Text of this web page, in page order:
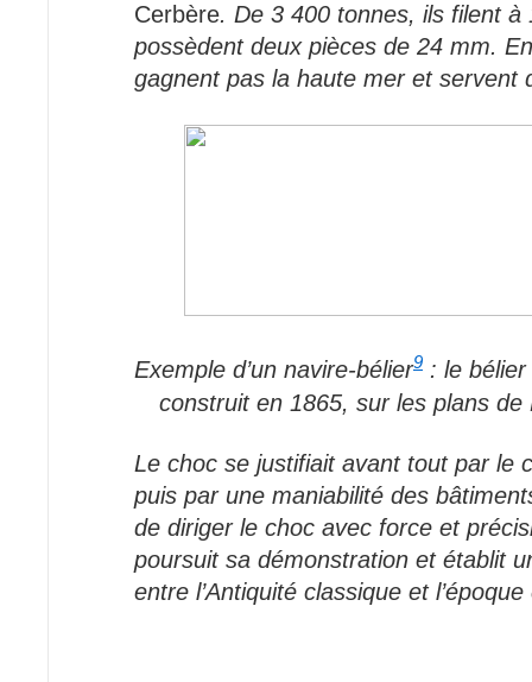
Cerbère. De 3 400 tonnes, ils filent
possèdent deux pièces de 24 mm.
gagnent pas la haute mer et servent
Exemple d’un navire-bélier9 : le
construit en 1865, sur les plans de
Le choc se justifiait avant tout par le
puis par une maniabilité des
de diriger le choc avec force et
poursuit sa démonstration et établit
entre l’Antiquité classique et